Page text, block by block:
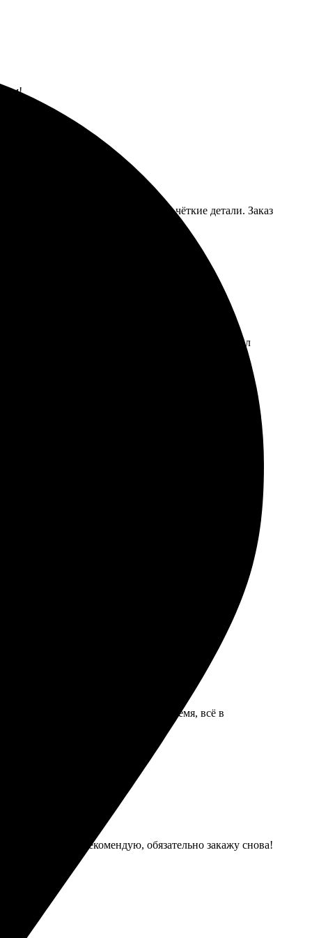
порадовало: яркие цвета и чёткие детали. Заказ
закажу снова.
– все детали четкие, цвета яркие. Использовал
процесс – все просто и понятно.
цвета яркие. Обязательно воспользуюсь снова.
порадовала. Доставка пришла вовремя, всё в
часы. Рекомендую, обязательно закажу снова!